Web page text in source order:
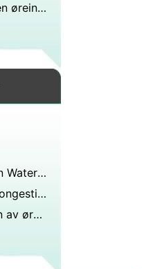
Når skal være opptatt av en øreinfeksjon
Hvordan rense øret med en Water Pick
Hvordan behandle Sinus Congestion i ører
Hva betyr 925 på baksiden av øredobben?